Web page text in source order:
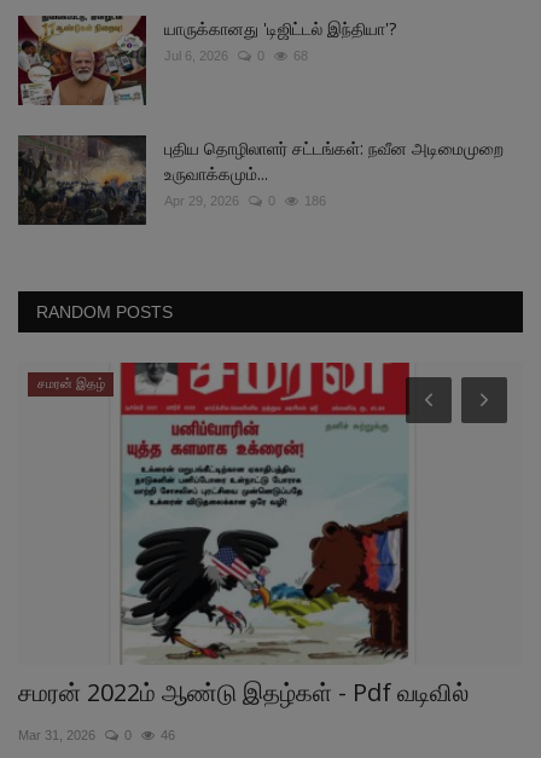
யாருக்கானது 'டிஜிட்டல் இந்தியா'?
Jul 6, 2026 0 68
புதிய தொழிலாளர் சட்டங்கள்: நவீன அடிமைமுறை
உருவாக்கமும்...
Apr 29, 2026 0 186
RANDOM POSTS
சமரன் இதழ்
சமரன் 2022ம் ஆண்டு இதழ்கள் - Pdf வடிவில்
Mar 31, 2026 0 46